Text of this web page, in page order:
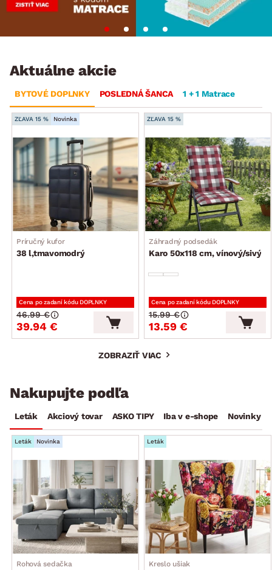
Aktuálne akcie
BYTOVÉ DOPLNKY POSLEDNÁ ŠANCA 1 + 1 Matrace
ZĽAVA 15 % Novinka
Príručný kufor
38 l,tmavomodrý
Cena po zadaní kódu DOPLNKY
39.94 €
46.99 €
ZĽAVA 15 %
Záhradný podsedák
Karo 50x118 cm, vínový/sivý
Cena po zadaní kódu DOPLNKY
13.59 €
15.99 €
ZOBRAZIŤ VIAC
Nakupujte podľa
Leták Akciový tovar ASKO TIPY Iba v e-shope Novinky
Leták Novinka
Rohová sedačka
Leták
Kreslo ušiak